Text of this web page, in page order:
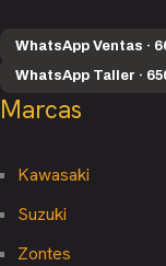
WhatsApp Ventas ·
WhatsApp Taller ·
Marcas
Kawasaki
Suzuki
Zontes